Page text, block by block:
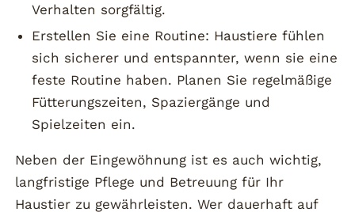
Verhalten sorgfältig.
Erstellen Sie eine Routine: Haustiere fühlen
sich sicherer und entspannter, wenn sie eine
feste Routine haben. Planen Sie regelmäßige
Fütterungszeiten, Spaziergänge und
Spielzeiten ein.
Neben der Eingewöhnung ist es auch wichtig,
langfristige Pflege und Betreuung für Ihr
Haustier zu gewährleisten. Wer dauerhaft auf